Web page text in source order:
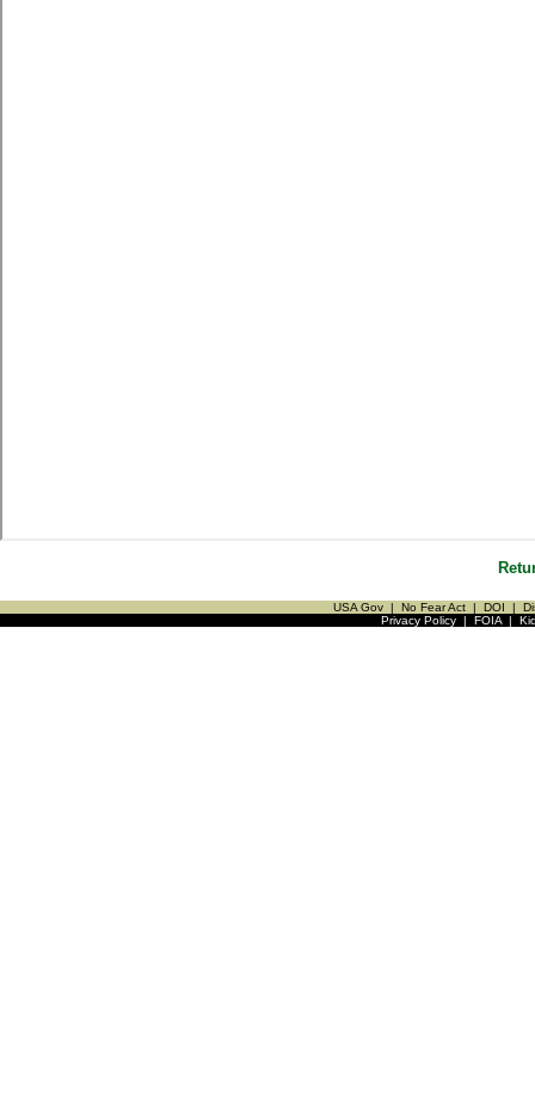
USA Gov | No Fear Act | DOI |
Privacy Policy| FOIA|